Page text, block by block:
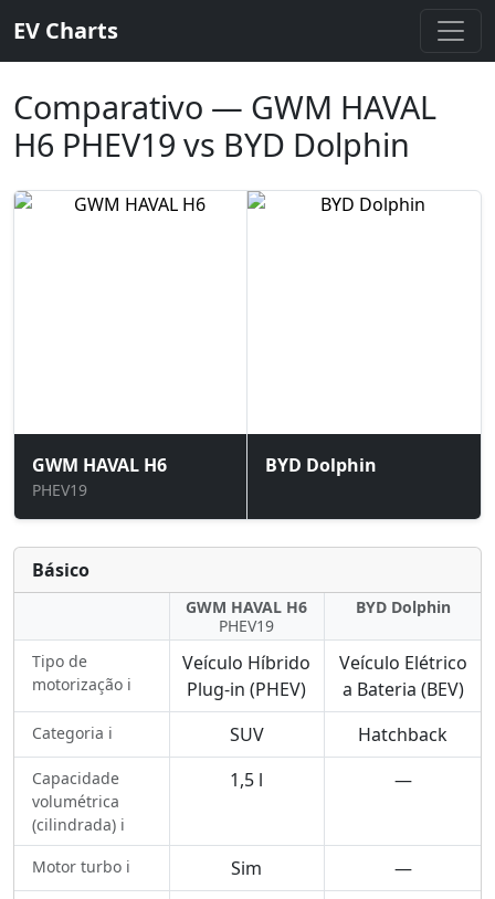
EV Charts
Comparativo — GWM HAVAL
H6 PHEV19 vs BYD Dolphin
GWM HAVAL H6
PHEV19
BYD Dolphin
Básico
GWM HAVAL H6
PHEV19
BYD Dolphin
Tipo de
motorização ℹ️
Veículo Híbrido
Plug-in (PHEV)
Veículo Elétrico
a Bateria (BEV)
Categoria ℹ️ SUV Hatchback
Capacidade
volumétrica
(cilindrada) ℹ️
1,5 l —
Motor turbo ℹ️ Sim —